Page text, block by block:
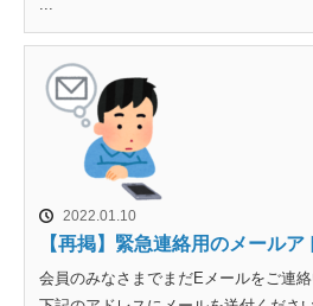
...
2022.01.10
【再掲】緊急連絡用のメール
会員のみなさまでまだEメールをご連絡